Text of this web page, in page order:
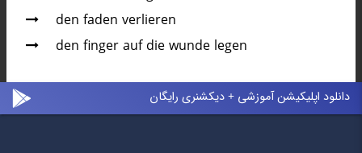
den faden verlieren
den finger auf die wunde legen
دانلود اپلیکیشن آموزشی + دیکشنری رایگان